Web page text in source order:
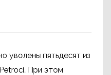
уволены пятьдесят из
При этом